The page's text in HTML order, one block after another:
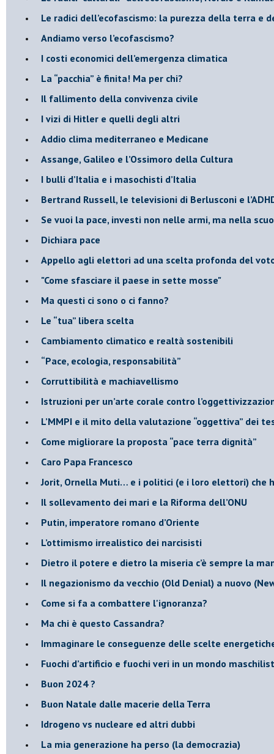
Le radici dell’ecofascismo: la purezza della terra e
Andiamo verso l’ecofascismo?
I costi economici dell’emergenza climatica
​La “pacchia” è finita! Ma per chi?
​Il fallimento della convivenza civile
​I vizi di Hitler e quelli degli altri
Addio clima mediterraneo e Medicane
​Assange, Galileo e l’Ossimoro della Cultura
​I bulli d’Italia e i masochisti d’Italia
​Bertrand Russell, le televisioni di Berlusconi e
​Se vuoi la pace, investi non nelle armi, ma nella
​Dichiara pace
​Appello agli elettori ad una scelta profonda del
"Come sfasciare il paese in sette mosse"
​Ma questi ci sono o ci fanno?
​Le “tua” libera scelta
Cambiamento climatico e realtà sostenibili
“Pace, ecologia, responsabilità”
​Corruttibilità e machiavellismo
Istruzioni per un’arte corale contro
​L’MMPI e il mito della valutazione “oggettiva” dei
Come migliorare la proposta “pace terra dignità”
Caro Papa Francesco
​Jorit, Ornella Muti… e i politici (e i loro elettori) che
​Il sollevamento dei mari e la Riforma dell’ONU
Putin, imperatore romano d’Oriente
​L’ottimismo irrealistico dei narcisisti
​Dietro il potere e dietro la miseria c’è sempre la
Il negazionismo da vecchio (Old Denial) a nuovo
Come si fa a combattere l'ignoranza?
Ma chi è questo Cassandra?
Immaginare le conseguenze delle scelte
​Fuochi d’artificio e fuochi veri in un mondo
Buon 2024 ?
​Buon Natale dalle macerie della Terra
​Idrogeno vs nucleare ed altri dubbi
​La mia generazione ha perso (la democrazia)